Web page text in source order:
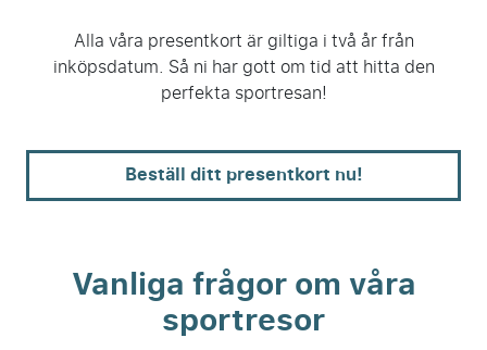
Alla våra presentkort är giltiga i två år från
inköpsdatum. Så ni har gott om tid att hitta den
perfekta sportresan!
Beställ ditt presentkort nu!
Vanliga frågor om våra
sportresor